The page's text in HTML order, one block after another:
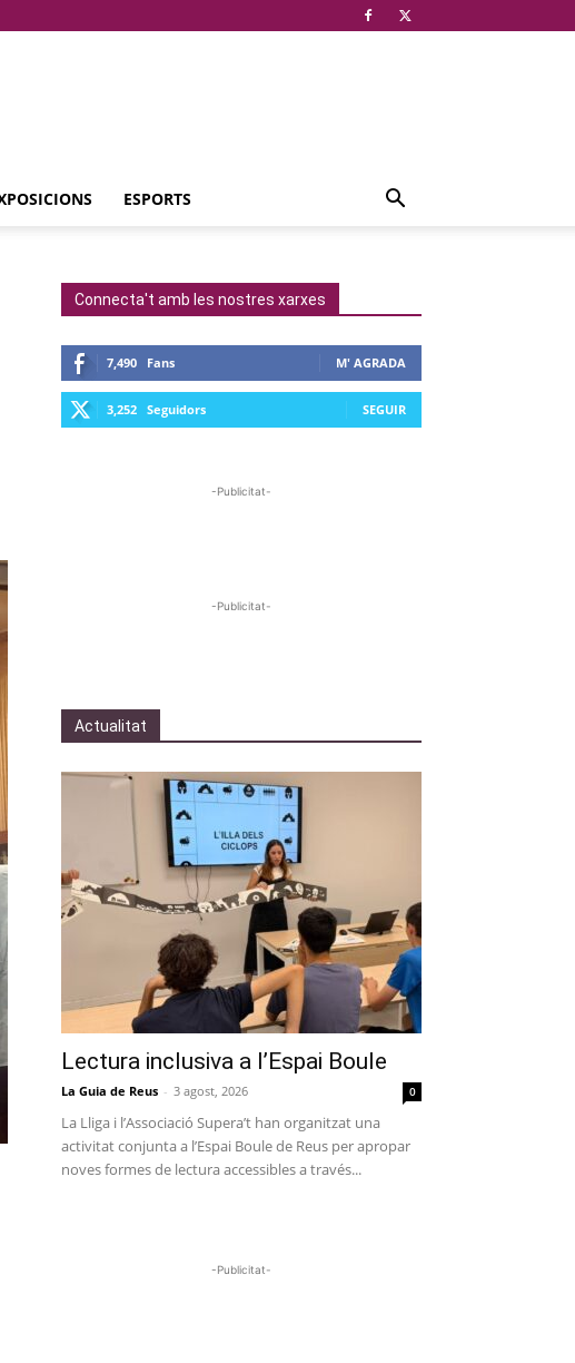
ESPORTS
Connecta't amb les nostres xarxes
7,490 Fans M' AGRADA
3,252 Seguidors SEGUIR
-Publicitat-
-Publicitat-
Actualitat
Lectura inclusiva a l’Espai Boule
La Guia de Reus - 3 agost, 2026 0
La Lliga i l’Associació Supera’t han organitzat una
activitat conjunta a l’Espai Boule de Reus per apropar
noves formes de lectura accessibles a través...
-Publicitat-